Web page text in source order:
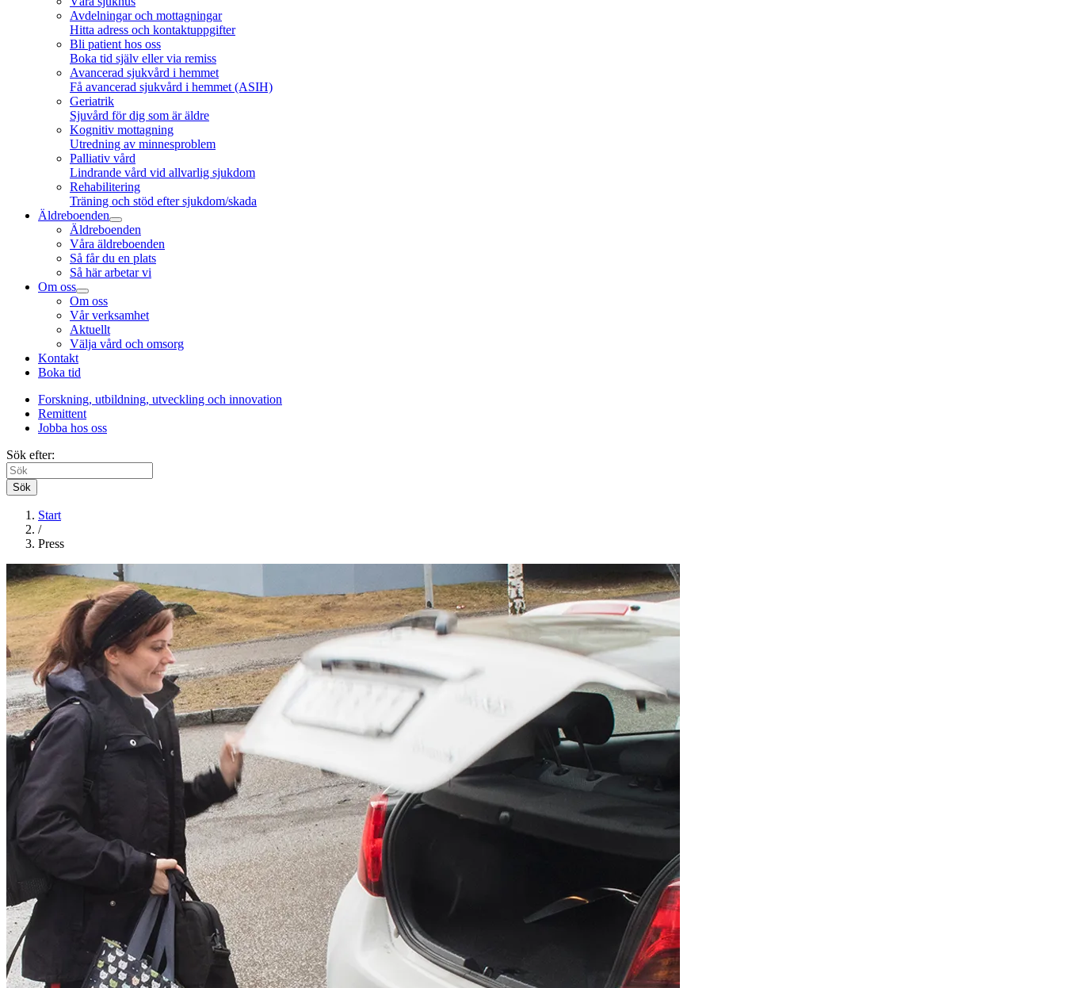
Avdelningar och mottagningar
Hitta adress och kontaktuppgifter
Bli patient hos oss
Boka tid själv eller via remiss
Avancerad sjukvård i hemmet
Få avancerad sjukvård i hemmet (ASIH)
Geriatrik
Sjuvård för dig som är äldre
Kognitiv mottagning
Utredning av minnesproblem
Palliativ vård
Lindrande vård vid allvarlig sjukdom
Rehabilitering
Träning och stöd efter sjukdom/skada
Äldreboenden
Äldreboenden
Våra äldreboenden
Så får du en plats
Så här arbetar vi
Om oss
Om oss
Vår verksamhet
Aktuellt
Välja vård och omsorg
Kontakt
Boka tid
Forskning, utbildning, utveckling och innovation
Remittent
Jobba hos oss
Sök efter:
Sök
Start
/
Press